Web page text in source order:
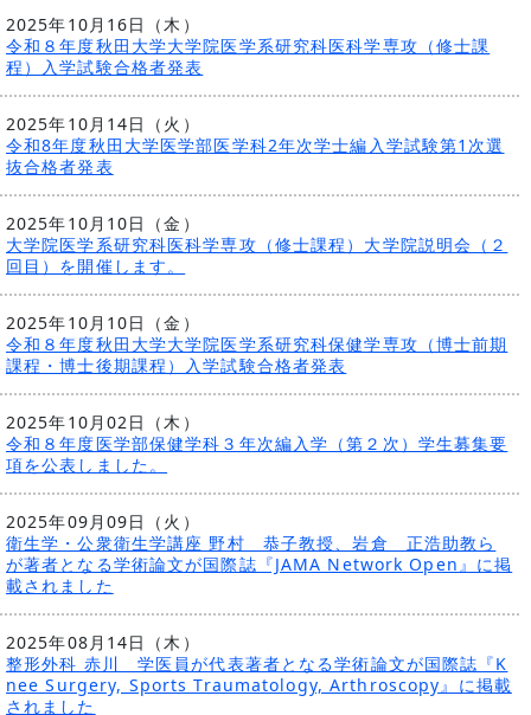
2025年10月16日（木）
令和８年度秋田大学大学院医学系研究科医科学専攻（修士課
程）入学試験合格者発表
2025年10月14日（火）
令和8年度秋田大学医学部医学科2年次学士編入学試験第1次選
抜合格者発表
2025年10月10日（金）
大学院医学系研究科医科学専攻（修士課程）大学院説明会（２
回目）を開催します。
2025年10月10日（金）
令和８年度秋田大学大学院医学系研究科保健学専攻（博士前期
課程・博士後期課程）入学試験合格者発表
2025年10月02日（木）
令和８年度医学部保健学科３年次編入学（第２次）学生募集要
項を公表しました。
2025年09月09日（火）
衛生学・公衆衛生学講座 野村 恭子教授、岩倉 正浩助教ら
が著者となる学術論文が国際誌『JAMA Network Open』に掲
載されました
2025年08月14日（木）
整形外科 赤川 学医員が代表著者となる学術論文が国際誌『K
nee Surgery, Sports Traumatology, Arthroscopy』に掲載
されました